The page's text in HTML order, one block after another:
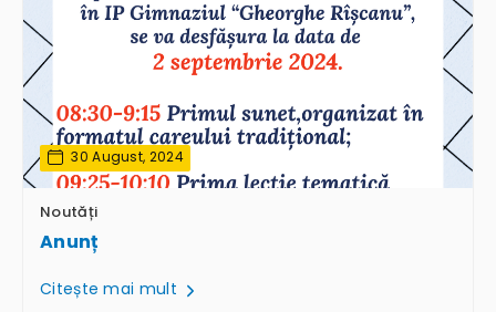
30 August, 2024
Noutăți
Anunț
Citește mai mult